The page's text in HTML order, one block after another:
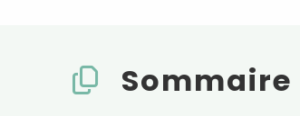
Sommaire